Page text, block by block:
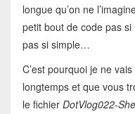
longue qu’on ne
petit bout de code pas
pas si simple…
C’est pourquoi je ne
longtemps et que vous
le fichier DotVlog022-